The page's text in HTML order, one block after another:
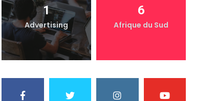
1
Advertising
6
Afrique du Sud